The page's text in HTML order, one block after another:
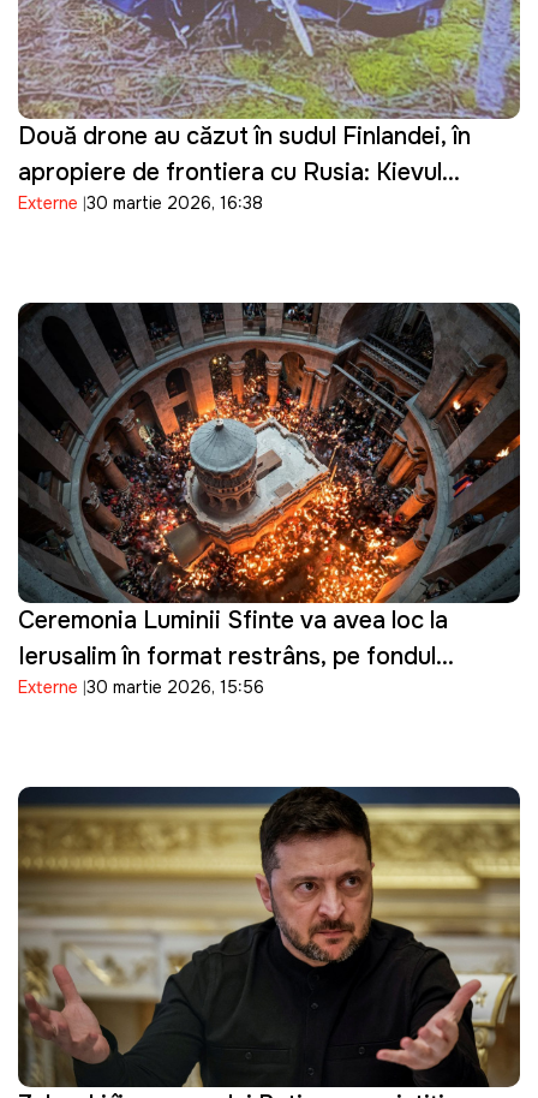
Două drone au căzut în sudul Finlandei, în
apropiere de frontiera cu Rusia: Kievul
prezintă scuze
Externe 30 martie 2026, 16:38
Ceremonia Luminii Sfinte va avea loc la
Ierusalim în format restrâns, pe fondul
tensiunilor de securitate
Externe 30 martie 2026, 15:56